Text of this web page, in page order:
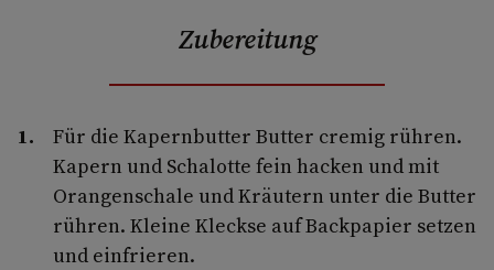
Zubereitung
Für die Kapernbutter Butter cremig rühren.
Kapern und Schalotte fein hacken und mit
Orangenschale und Kräutern unter die Butter
rühren. Kleine Kleckse auf Backpapier setzen
und einfrieren.